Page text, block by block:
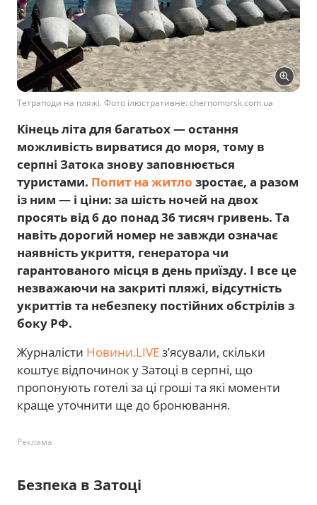
Тетраподи на пляжі. Фото ілюстративне: chernomorsk.com.ua
Кінець літа для багатьох — остання
можливість вирватися до моря, тому в
серпні Затока знову заповнюється
туристами. Попит на житло зростає, а разом
із ним — і ціни: за шість ночей на двох
просять від 6 до понад 36 тисяч гривень. Та
навіть дорогий номер не завжди означає
наявність укриття, генератора чи
гарантованого місця в день приїзду. І все це
незважаючи на закриті пляжі, відсутність
укриттів та небезпеку постійних обстрілів з
боку РФ.
Журналісти Новини.LIVEз’ясували, скільки
коштує відпочинок у Затоці в серпні, що
пропонують готелі за ці гроші та які моменти
краще уточнити ще до бронювання.
Реклама
Безпека в Затоці